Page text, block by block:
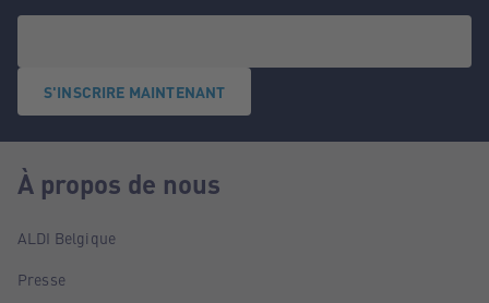
S'INSCRIRE MAINTENANT
À propos de nous
ALDI Belgique
Presse